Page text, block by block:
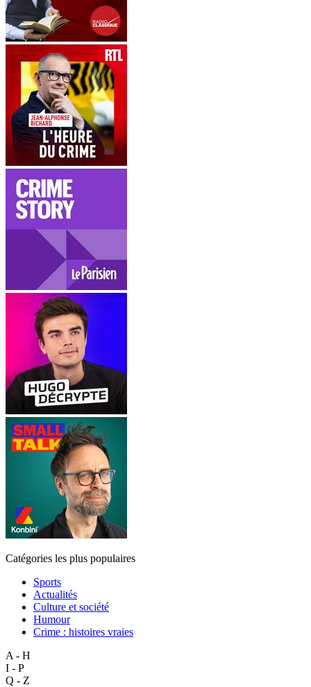
Catégories les plus populaires
Sports
Actualités
Culture et société
Humour
Crime : histoires vraies
A - H
I - P
Q - Z